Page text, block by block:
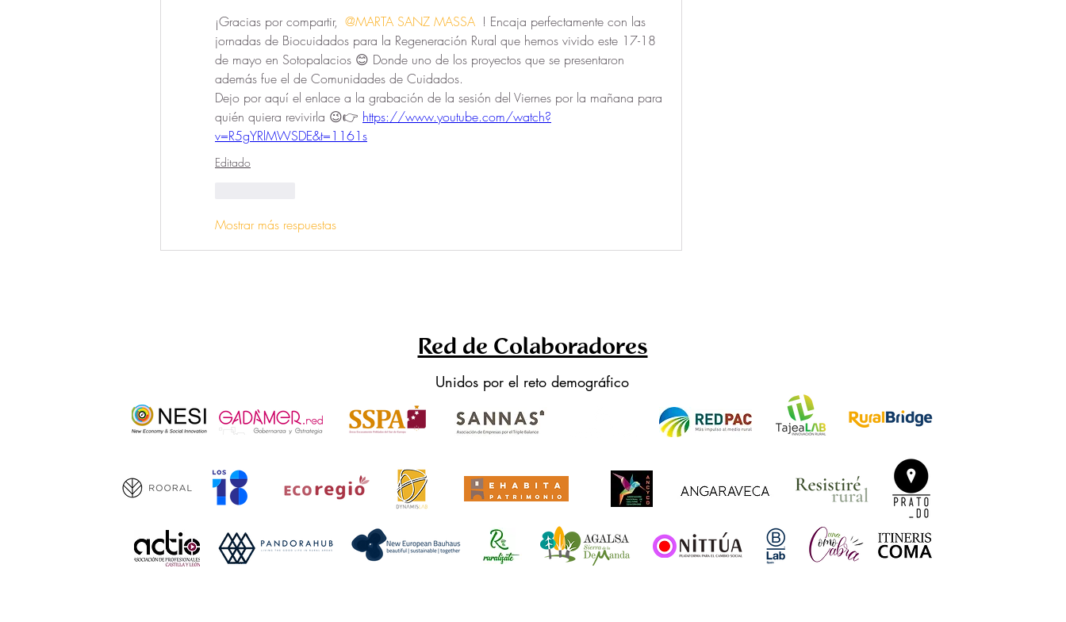
¡Gracias por compartir, @MARTA SANZ MASSA ! Encaja perfectamente con las
jornadas de Biocuidados para la Regeneración Rural que hemos vivido este 17-18
de mayo en Sotopalacios 😊 Donde uno de los proyectos que se presentaron
además fue el de Comunidades de Cuidados.
Dejo por aquí el enlace a la grabación de la sesión del Viernes por la mañana para
quién quiera revivirla 😉👉 https://www.youtube.com/watch?
v=R5gYRlMWSDE&t=1161s
Editado
Mostrar más respuestas
Red de Colaboradores
Unidos por el reto demográfico